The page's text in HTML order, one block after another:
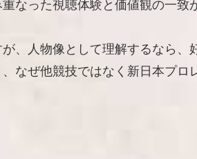
なった視聴体験と価値観の一致
、人物像として理解するなら、
なぜ他競技ではなく新日本プロ